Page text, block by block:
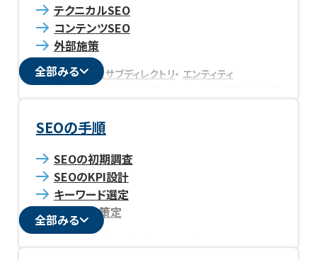
テクニカルSEO
コンテンツSEO
外部施策
サブドメインとサブディレクトリ
エンティティ
コアウェブバイタル
指名検索 noindex
重複コンテンツ
URL正規化
alt属性
コンバージョン Googleサーチコンソール
アンカーテキスト
全部みる
SEOの手順
SEOの初期調査
SEOのKPI設計
キーワード選定
SEO方針策定
全部みる